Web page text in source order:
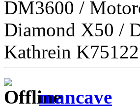
DM3600 /
Diamond X50 /
Kathrein
mancave